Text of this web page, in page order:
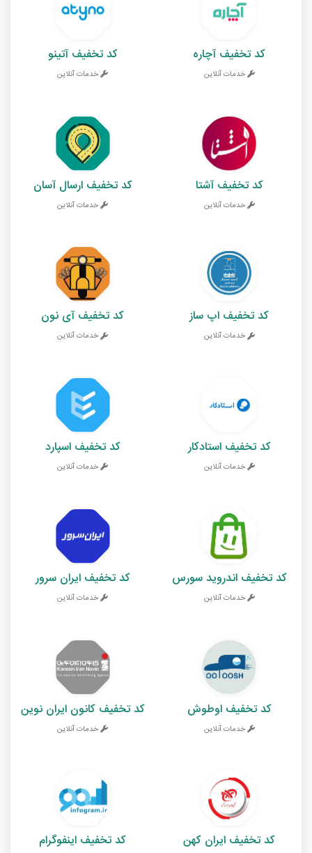
کد تخفیف آچاره
خدمات آنلاین
کد تخفیف آتینو
خدمات آنلاین
کد تخفیف آشتا
خدمات آنلاین
کد تخفیف ارسال آسان
خدمات آنلاین
کد تخفیف اپ ساز
خدمات آنلاین
کد تخفیف آی نون
خدمات آنلاین
کد تخفیف استادکار
خدمات آنلاین
کد تخفیف اسپارد
خدمات آنلاین
کد تخفیف اندروید سورس
خدمات آنلاین
کد تخفیف ایران سرور
خدمات آنلاین
کد تخفیف اوطوش
خدمات آنلاین
کد تخفیف کانون ایران نوین
خدمات آنلاین
کد تخفیف ایران کهن کد تخفیف اینفوگرام